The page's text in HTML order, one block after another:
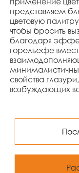
представляем
цветовую
чтобы бросить
благодаря
горельефе
свойства
возбуждающих